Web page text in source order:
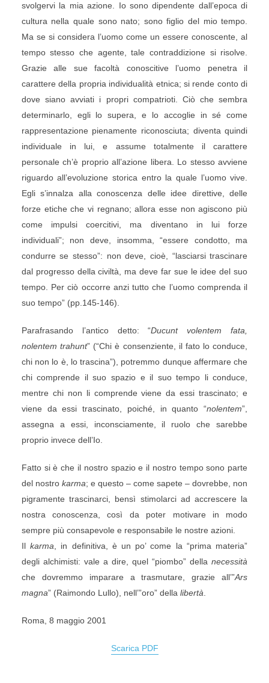
svolgervi la mia azione. Io sono dipendente dall’epoca di
cultura nella quale sono nato; sono figlio del mio tempo.
Ma se si considera l’uomo come un essere conoscente, al
tempo stesso che agente, tale contraddizione si risolve.
Grazie alle sue facoltà conoscitive l’uomo penetra il
carattere della propria individualità etnica; si rende conto di
dove siano avviati i propri compatrioti. Ciò che sembra
determinarlo, egli lo supera, e lo accoglie in sé come
rappresentazione pienamente riconosciuta; diventa quindi
individuale in lui, e assume totalmente il carattere
personale ch’è proprio all’azione libera. Lo stesso avviene
riguardo all’evoluzione storica entro la quale l’uomo vive.
Egli s’innalza alla conoscenza delle idee direttive, delle
forze etiche che vi regnano; allora esse non agiscono più
come impulsi coercitivi, ma diventano in lui forze
individuali”; non deve, insomma, “essere condotto, ma
condurre se stesso”: non deve, cioè, “lasciarsi trascinare
dal progresso della civiltà, ma deve far sue le idee del suo
tempo. Per ciò occorre anzi tutto che l’uomo comprenda il
suo tempo” (pp.145-146).
Parafrasando l’antico detto: “Ducunt volentem fata,
nolentem trahunt” (“Chi è consenziente, il fato lo conduce,
chi non lo è, lo trascina”), potremmo dunque affermare che
chi comprende il suo spazio e il suo tempo li conduce,
mentre chi non li comprende viene da essi trascinato; e
viene da essi trascinato, poiché, in quanto “nolentem”,
assegna a essi, inconsciamente, il ruolo che sarebbe
proprio invece dell’Io.
Fatto si è che il nostro spazio e il nostro tempo sono parte
del nostro karma; e questo – come sapete – dovrebbe, non
pigramente trascinarci, bensì stimolarci ad accrescere la
nostra conoscenza, così da poter motivare in modo
sempre più consapevole e responsabile le nostre azioni.
Ilkarma , in definitiva, è un po’ come la “prima materia”
degli alchimisti: vale a dire, quel “piombo” dellanecessità
che dovremmo imparare a trasmutare, grazie all’”Ars
magna” (Raimondo Lullo), nell’”oro” della libertà
Roma, 8 maggio 2001
Scarica PDF